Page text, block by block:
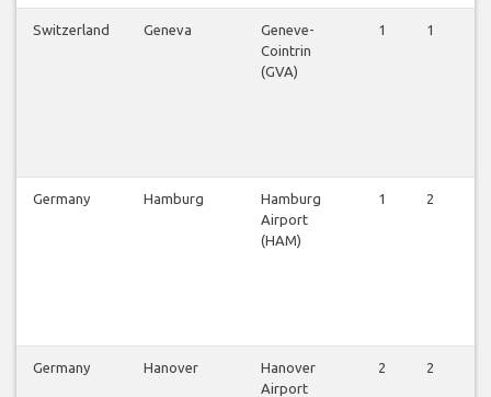
Switzerland Geneva
Geneve-
Cointrin
(GVA)
1 1
Germany Hamburg
Hamburg
Airport
(HAM)
1 2
Germany Hanover
Hanover
Airport
2 2